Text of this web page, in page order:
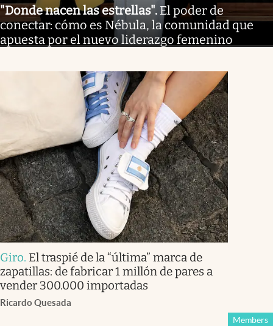
"Donde nacen las estrellas". El poder de
conectar: cómo es Nébula, la comunidad que
apuesta por el nuevo liderazgo femenino
Giro. El traspié de la “última” marca de
zapatillas: de fabricar 1 millón de pares a
vender 300.000 importadas
Ricardo Quesada
Members